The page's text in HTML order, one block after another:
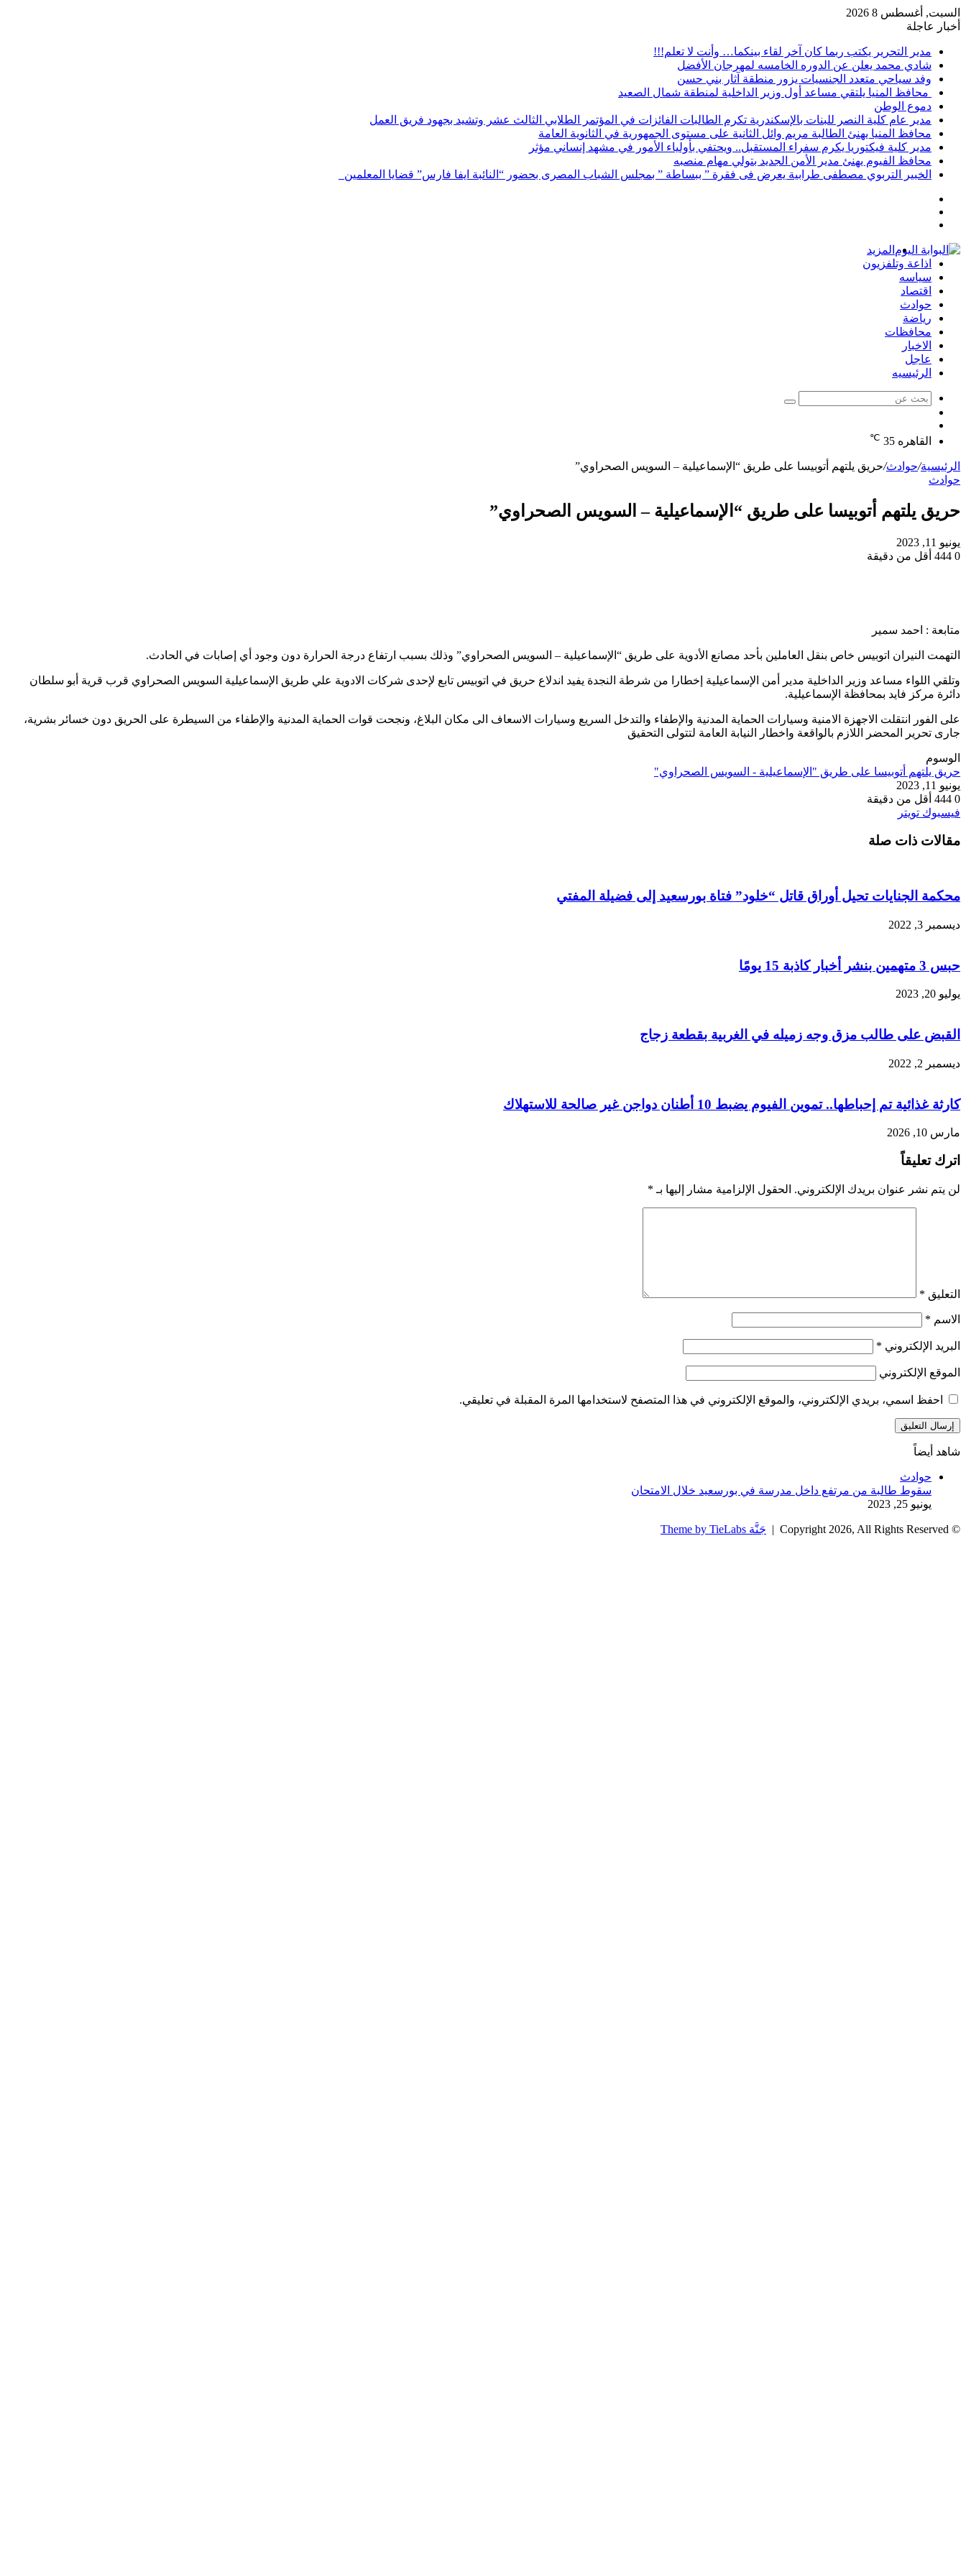
السبت, أغسطس 8 2026
أخبار عاجلة
مدير التحرير يكتب ربما كان آخر لقاء بينكما… وأنت لا تعلم!!!
شادي محمد يعلن عن الدوره الخامسه لمهرجان الأفضل
وفد سياحي متعدد الجنسيات يزور منطقة آثار بني حسن
محافظ المنيا يلتقي مساعد أول وزير الداخلية لمنطقة شمال الصعيد
دموع الوطن
مدير عام كلية النصر للبنات بالإسكندرية تكرم الطالبات الفائزات في المؤتمر الطلابي الثالث عشر وتشيد بجهود فريق العمل
محافظ المنيا يهنئ الطالبة مريم وائل الثانية على مستوى الجمهورية في الثانوية العامة
مدير كلية فيكتوريا يكرم سفراء المستقبل.. ويحتفي بأولياء الأمور في مشهد إنساني مؤثر
محافظ الفيوم يهنئ مدير الأمن الجديد بتولي مهام منصبه
الخبير التربوي مصطفى طرابية يعرض فى فقرة ” ببساطة ” بمجلس الشباب المصرى بحضور “النائبة ايفا فارس” قضايا المعلمين
المزيد
اذاعة وتلفزيون
سياسه
اقتصاد
حوادث
رياضة
محافظات
الاخبار
عاجل
الرئيسيه
بحث
عشوائي
القاهره 35
℃
الرئيسية/حوادث/حريق يلتهم أتوبيسا على طريق “الإسماعيلية – السويس الصحراوي”
حوادث
حريق يلتهم أتوبيسا على طريق “الإسماعيلية – السويس الصحراوي”
يونيو 11, 2023
0
أقل من دقيقة
متابعة : احمد سمير
التهمت النيران اتوبيس خاص بنقل العاملين بأحد مصانع الأدوية على طريق “الإسماعيلية – السويس الصحراوي” وذلك بسبب ارتفاع درجة الحرارة دون وجود أي إصابات في الحادث.
وتلقي اللواء مساعد وزير الداخلية مدير أمن الإسماعيلية إخطارا من شرطة النجدة يفيد اندلاع حريق في اتوبيس تابع لإحدى شركات الادوية علي طريق الإسماعيلية السويس الصحراوي قرب قرية أبو سلطان
دائرة مركز فايد بمحافظة الإسماعيلية.
على الفور انتقلت الاجهزة الامنية وسيارات الحماية المدنية والإطفاء والتدخل السريع وسيارات الاسعاف الى مكان البلاغ، ونجحت قوات الحماية المدنية والإطفاء من السيطرة على الحريق دون خسائر بشرية،
جارى تحرير المحضر اللازم بالواقعة واخطار النيابة العامة لتتولى التحقيق
الوسوم
حريق يلتهم أتوبيسا على طريق "الإسماعيلية - السويس الصحراوي"
يونيو 11, 2023
0
أقل من دقيقة
فيسبوك تويتر
البريد
مقالات ذات صلة
محكمة الجنايات تحيل أوراق قاتل “خلود” فتاة بورسعيد إلى فضيلة المفتي
ديسمبر 3, 2022
حبس 3 متهمين بنشر أخبار كاذبة 15 يومًا
يوليو 20, 2023
القبض على طالب مزق وجه زميله في الغربية بقطعة زجاج
ديسمبر 2, 2022
كارثة غذائية تم إحباطها.. تموين الفيوم يضبط 10 أطنان دواجن غير صالحة للاستهلاك
مارس 10, 2026
اترك تعليقاً
لن يتم نشر عنوان بريدك الإلكتروني. الحقول الإلزامية مشار إليها بـ *
التعليق *
الاسم *
البريد الإلكتروني *
الموقع الإلكتروني
احفظ اسمي، بريدي الإلكتروني، والموقع الإلكتروني في هذا المتصفح لاستخدامها المرة المقبلة في تعليقي.
شاهد أيضاً
حوادث
سقوط طالبة من مرتفع داخل مدرسة في بورسعيد خلال الامتحان
يونيو 25, 2023
© Copyright 2026, All Rights Reserved |
جَنَّة Theme by TieLabs